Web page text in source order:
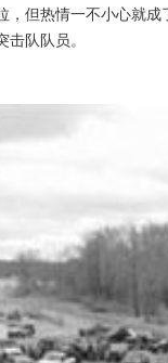
，但热情一不小心就
队队员。